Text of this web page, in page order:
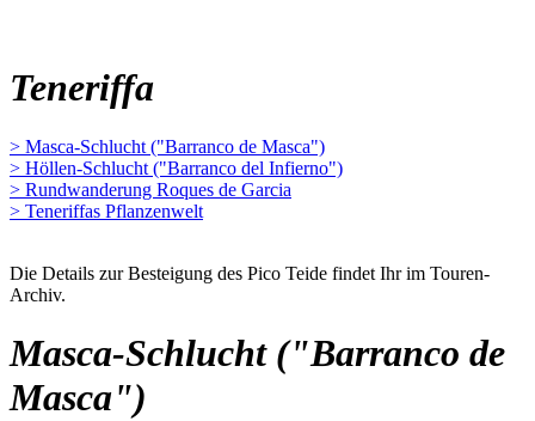
Teneriffa
> Masca-Schlucht ("Barranco de Masca")
> Höllen-Schlucht ("Barranco del Infierno")
> Rundwanderung Roques de Garcia
> Teneriffas Pflanzenwelt
Die Details zur Besteigung des Pico Teide findet Ihr im Touren-
Archiv.
Masca-Schlucht ("Barranco de
Masca")